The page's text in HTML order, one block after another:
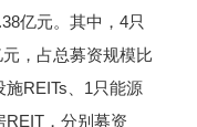
亿元。其中，4只
，占总募资规模比
REITs、1只能源
REIT，分别募资